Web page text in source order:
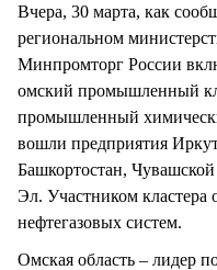
Вчера, 30 марта, как
региональном
Минпромторг России
омский промышленный
промышленный
вошли предприятия
Башкортостан,
Эл. Участником кластера
нефтегазовых систем.
Омская область – лидер